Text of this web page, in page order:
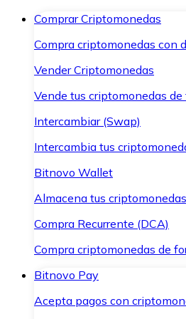
Comprar Criptomonedas
Compra criptomonedas con
Vender Criptomonedas
Vende tus criptomonedas de
Intercambiar (Swap)
Intercambia tus
Bitnovo Wallet
Almacena tus
Compra Recurrente (DCA)
Compra criptomonedas de
Bitnovo Pay
Acepta pagos con